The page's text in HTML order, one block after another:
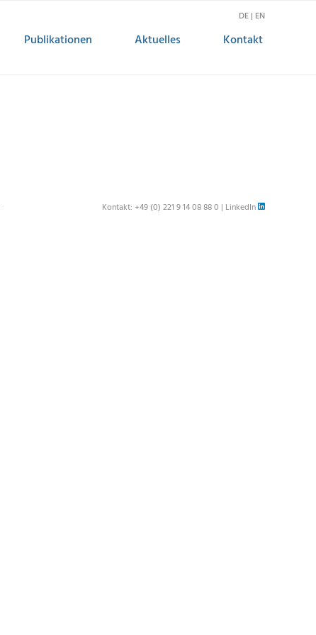
DE | EN
Publikationen Aktuelles Kontakt
Kontakt: +49 (0) 221 9 14 08 88 0 | LinkedIn